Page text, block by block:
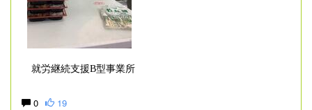
就労継続支援B型事業所
0 19